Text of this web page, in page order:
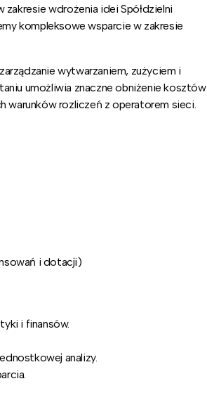
wdrożenia idei Spółdzielni
kompleksowe wsparcie w zakresie
wytwarzaniem, zużyciem i
umożliwia znaczne obniżenie kosztów
warunków rozliczeń z operatorem sieci.
i dotacji)
i finansów.
analizy.